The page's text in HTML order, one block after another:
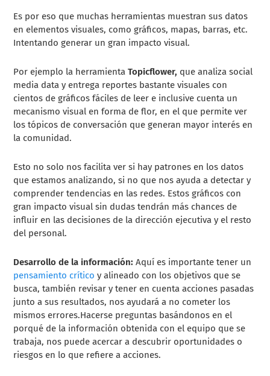
Es por eso que muchas herramientas muestran sus datos
en elementos visuales, como gráficos, mapas, barras, etc.
Intentando generar un gran impacto visual.
Por ejemplo la herramientaTopicflower, que analiza social
media data y entrega reportes bastante visuales con
cientos de gráficos fáciles de leer e inclusive cuenta un
mecanismo visual en forma de flor, en el que permite ver
los tópicos de conversación que generan mayor interés en
la comunidad.
Esto no solo nos facilita ver si hay patrones en los datos
que estamos analizando, si no que nos ayuda a detectar y
comprender tendencias en las redes. Estos gráficos con
gran impacto visual sin dudas tendrán más chances de
influir en las decisiones de la dirección ejecutiva y el resto
del personal.
Desarrollo de la información:Aquí es importante tener un
pensamiento crítico y alineado con los objetivos que se
busca, también revisar y tener en cuenta acciones pasadas
junto a sus resultados, nos ayudará a no cometer los
mismos errores.Hacerse preguntas basándonos en el
porqué de la información obtenida con el equipo que se
trabaja, nos puede acercar a descubrir oportunidades o
riesgos en lo que refiere a acciones.